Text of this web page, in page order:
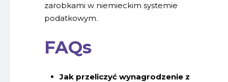
zarobkami w niemieckim systemie
podatkowym.
FAQs
Jak przeliczyć wynagrodzenie z